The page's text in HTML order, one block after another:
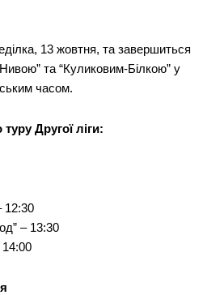
13 жовтня, та завершиться
та “Куликовим-Білкою” у
часом.
Другої ліги:
12:30
– 13:30
14:00